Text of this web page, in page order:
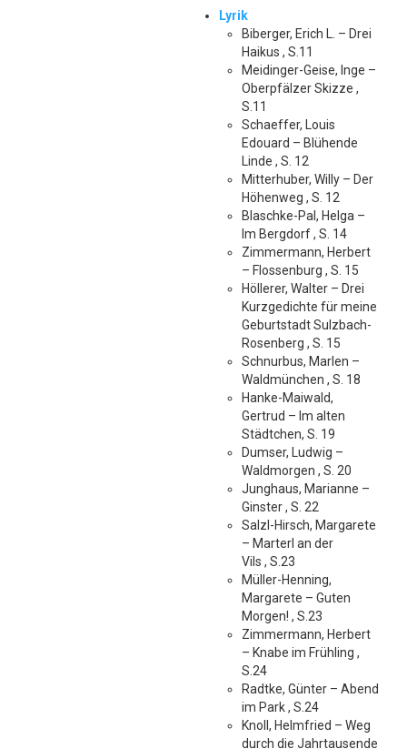
Lyrik
Biberger, Erich L. – Drei
Haikus , S.11
Meidinger-Geise, Inge –
Oberpfälzer Skizze ,
S.11
Schaeffer, Louis
Edouard – Blühende
Linde , S. 12
Mitterhuber, Willy – Der
Höhenweg , S. 12
Blaschke-Pal, Helga –
Im Bergdorf , S. 14
Zimmermann, Herbert
– Flossenburg , S. 15
Höllerer, Walter – Drei
Kurzgedichte für meine
Geburtstadt Sulzbach-
Rosenberg , S. 15
Schnurbus, Marlen –
Waldmünchen , S. 18
Hanke-Maiwald,
Gertrud – Im alten
Städtchen, S. 19
Dumser, Ludwig –
Waldmorgen , S. 20
Junghaus, Marianne –
Ginster , S. 22
Salzl-Hirsch, Margarete
– Marterl an der
Vils , S.23
Müller-Henning,
Margarete – Guten
Morgen! , S.23
Zimmermann, Herbert
– Knabe im Frühling ,
S.24
Radtke, Günter – Abend
im Park , S.24
Knoll, Helmfried – Weg
durch die Jahrtausende